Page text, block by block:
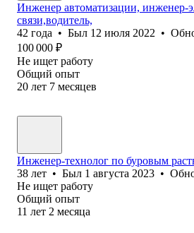
Инженер автоматизации, инженер-
связи,водитель,
42 года • Был 12 июля 2022 •
100 000 ₽
Не ищет работу
Общий опыт
20 лет 7 месяцев
Инженер-технолог по буровым
38 лет • Был 1 августа 2023 •
Не ищет работу
Общий опыт
11 лет 2 месяца